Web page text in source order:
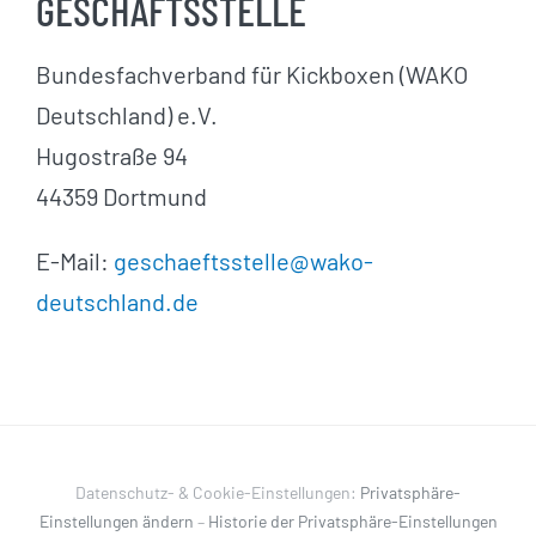
Bundesfachverband für Kickboxen (WAKO
Deutschland) e.V.
Hugostraße 94
44359 Dortmund
E-Mail: geschaeftsstelle@wako-
deutschland.de
Datenschutz- & Cookie-Einstellungen: Privatsphäre-
Einstellungen ändern – Historie der Privatsphäre-Einstellungen